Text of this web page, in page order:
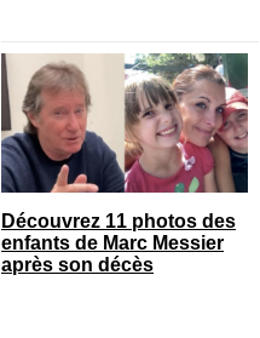
Découvrez 11 photos des
enfants de Marc Messier
après son décès